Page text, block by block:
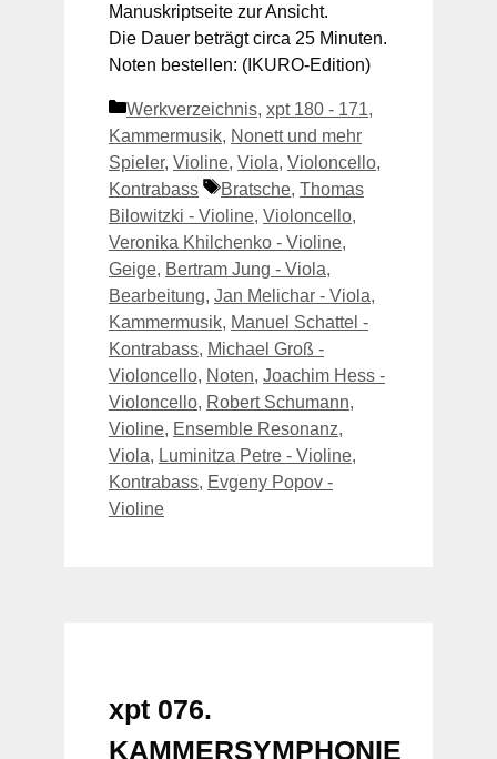
Manuskriptseite zur Ansicht.
Die Dauer beträgt circa 25 Minuten.
Noten bestellen: (IKURO-Edition)
Kategorien
Werkverzeichnis, xpt 180 - 171,
Kammermusik, Nonett und mehr
Spieler, Violine, Viola, Violoncello,
Kontrabass
Schlagwörter
Bratsche, Thomas
Bilowitzki - Violine, Violoncello,
Veronika Khilchenko - Violine,
Geige, Bertram Jung - Viola,
Bearbeitung, Jan Melichar - Viola,
Kammermusik, Manuel Schattel -
Kontrabass, Michael Groß -
Violoncello, Noten, Joachim Hess -
Violoncello, Robert Schumann,
Violine, Ensemble Resonanz,
Viola, Luminitza Petre - Violine,
Kontrabass, Evgeny Popov -
Violine
xpt 076.
KAMMERSYMPHONIE